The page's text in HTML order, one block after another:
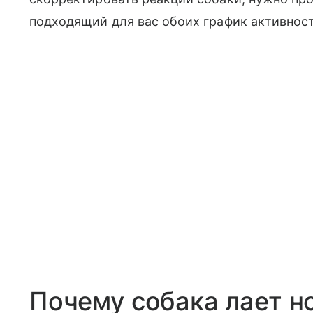
подходящий для вас обоих график
Почему собака лает